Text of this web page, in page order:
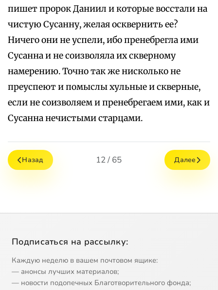
пишет пророк Даниил и которые восстали на
чистую Сусанну, желая осквернить ее?
Ничего они не успели, ибо пренебрегла ими
Сусанна и не соизволяла их скверному
намерению. Точно так же нисколько не
преуспеют и помыслы хульные и скверные,
если не соизволяем и пренебрегаем ими, как и
Сусанна нечистыми старцами.
Назад 12 / 65 Далее
Подписаться на рассылку:
Каждую неделю в вашем почтовом ящике:
— анонсы лучших материалов;
— новости подопечных Благотворительного фонда;